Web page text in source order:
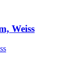
Weiss